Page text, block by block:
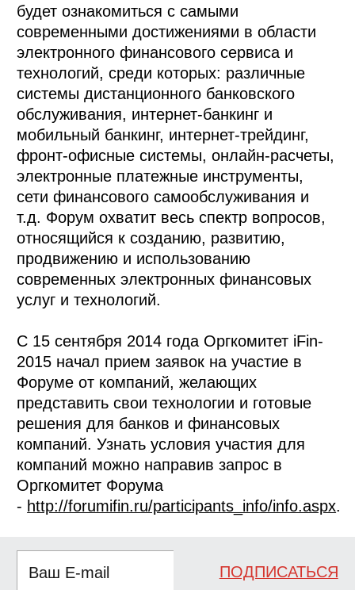
будет ознакомиться с самыми
современными достижениями в области
электронного финансового сервиса и
технологий, среди которых: различные
системы дистанционного банковского
обслуживания, интернет-банкинг и
мобильный банкинг, интернет-трейдинг,
фронт-офисные системы, онлайн-расчеты,
электронные платежные инструменты,
сети финансового самообслуживания и
т.д. Форум охватит весь спектр вопросов,
относящийся к созданию, развитию,
продвижению и использованию
современных электронных финансовых
услуг и технологий.
С 15 сентября 2014 года Оргкомитет iFin-
2015 начал прием заявок на участие в
Форуме от компаний, желающих
представить свои технологии и готовые
решения для банков и финансовых
компаний. Узнать условия участия для
компаний можно направив запрос в
Оргкомитет Форума
- http://forumifin.ru/participants_info/info.aspx.
ПОДПИСАТЬСЯ